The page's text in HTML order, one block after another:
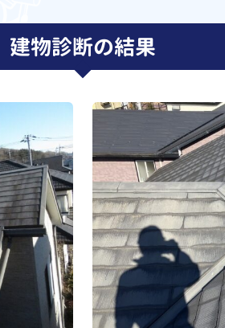
建物診断の結果